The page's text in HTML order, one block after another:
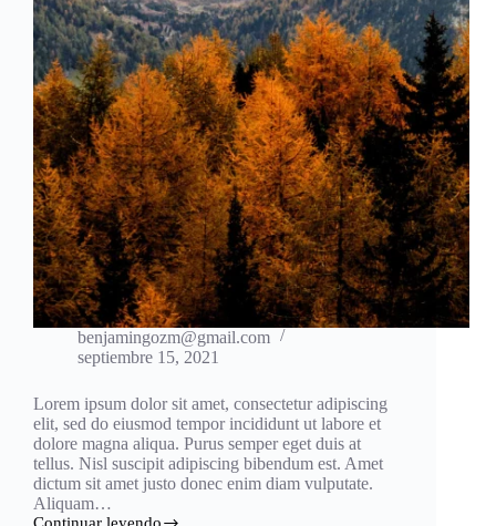
benjamingozm@gmail.com
septiembre 15, 2021
Lorem ipsum dolor sit amet, consectetur adipiscing
elit, sed do eiusmod tempor incididunt ut labore et
dolore magna aliqua. Purus semper eget duis at
tellus. Nisl suscipit adipiscing bibendum est. Amet
dictum sit amet justo donec enim diam vulputate.
Aliquam…